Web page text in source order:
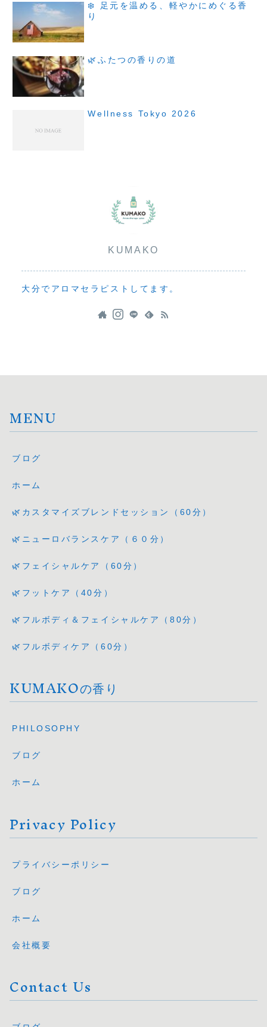
❄️ 足元を温める、軽やかにめぐる香
り
🌿ふたつの香りの道
Wellness Tokyo 2026
KUMAKO
大分でアロマセラピストしてます。
MENU
ブログ
ホーム
🌿カスタマイズブレンドセッション（60分）
🌿ニューロバランスケア（６０分）
🌿フェイシャルケア（60分）
🌿フットケア（40分）
🌿フルボディ＆フェイシャルケア（80分）
🌿フルボディケア（60分）
KUMAKOの香り
PHILOSOPHY
ブログ
ホーム
Privacy Policy
プライバシーポリシー
ブログ
ホーム
会社概要
Contact Us